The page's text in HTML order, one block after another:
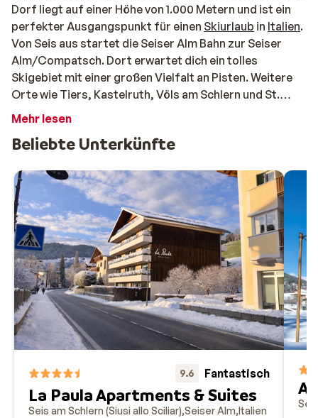
Dorf liegt auf einer Höhe von 1.000 Metern und ist ein
perfekter Ausgangspunkt für einen Skiurlaub in Italien.
Von Seis aus startet die Seiser Alm Bahn zur Seiser
Alm/Compatsch. Dort erwartet dich ein tolles
Skigebiet mit einer großen Vielfalt an Pisten. Weitere
Orte wie Tiers, Kastelruth, Völs am Schlern und St.
Ulrich (Ortisei) sind bequem mit dem Skibus erreichbar.
Mehr lesen
Beliebte Unterkünfte
9.6 Fantastisch
La Paula Apartments & Suites
Seis am Schlern (Siusi allo Sciliar) Seiser Alm Italien